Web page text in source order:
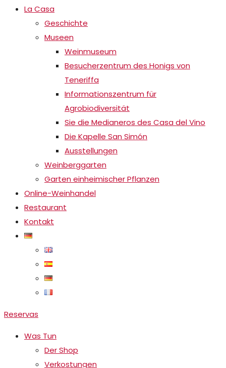
La Casa
Geschichte
Museen
Weinmuseum
Besucherzentrum des Honigs von
Teneriffa
Informationszentrum für
Agrobiodiversität
Sie die Medianeros des Casa del Vino
Die Kapelle San Simón
Ausstellungen
Weinberggarten
Garten einheimischer Pflanzen
Online-Weinhandel
Restaurant
Kontakt
Reservas
Was Tun
Der Shop
Verkostungen